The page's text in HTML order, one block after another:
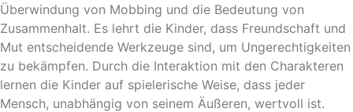
Überwindung von Mobbing und die Bedeutung von
Zusammenhalt. Es lehrt die Kinder, dass Freundschaft und
Mut entscheidende Werkzeuge sind, um Ungerechtigkeiten
zu bekämpfen. Durch die Interaktion mit den Charakteren
lernen die Kinder auf spielerische Weise, dass jeder
Mensch, unabhängig von seinem Äußeren, wertvoll ist.